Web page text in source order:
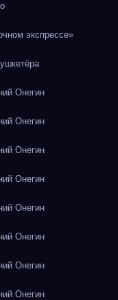
экспрессе»
Онегин
Онегин
Онегин
Онегин
Онегин
Онегин
Онегин
Онегин